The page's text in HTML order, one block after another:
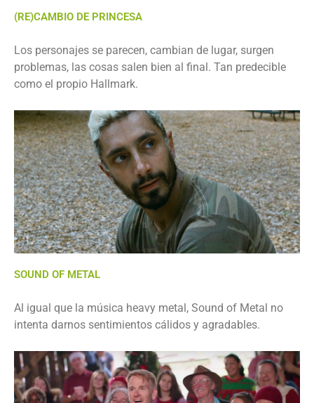
(RE)CAMBIO DE PRINCESA
Los personajes se parecen, cambian de lugar, surgen
problemas, las cosas salen bien al final. Tan predecible
como el propio Hallmark.
SOUND OF METAL
Al igual que la música heavy metal, Sound of Metal no
intenta darnos sentimientos cálidos y agradables.